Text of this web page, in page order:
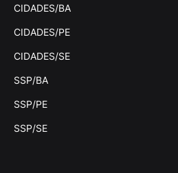
CIDADES/BA
CIDADES/PE
CIDADES/SE
SSP/BA
SSP/PE
SSP/SE